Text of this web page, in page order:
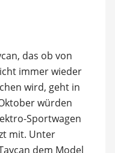
das ob von
immer wieder
wird, geht in
würden
Sportwagen
mit. Unter
dem Model